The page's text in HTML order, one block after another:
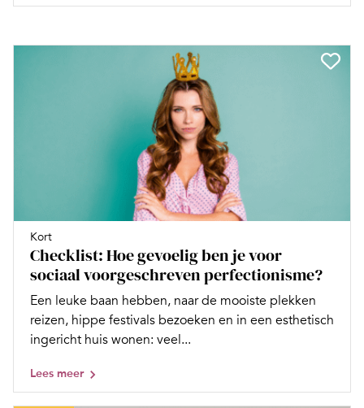
Kort
Checklist: Hoe gevoelig ben je voor
sociaal voorgeschreven perfectionisme?
Een leuke baan hebben, naar de mooiste plekken
reizen, hippe festivals bezoeken en in een esthetisch
ingericht huis wonen: veel...
Lees meer